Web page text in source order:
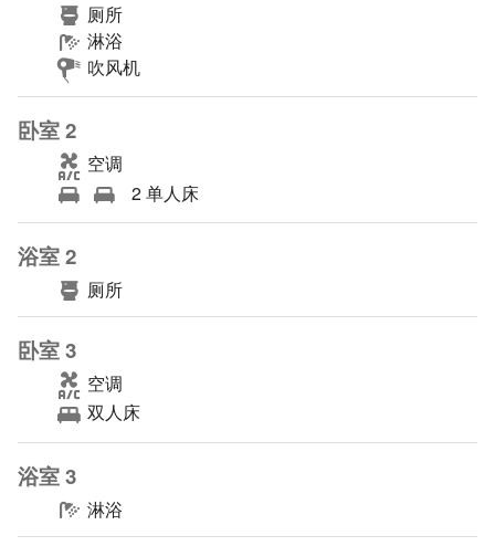
厕所
淋浴
吹风机
卧室 2
空调
2 单人床
浴室 2
厕所
卧室 3
空调
双人床
浴室 3
淋浴